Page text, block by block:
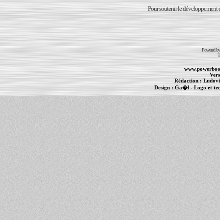
Pour soutenir le développement
Powered
Rédaction :
Design :Ga�l- Logo et
PowerBook